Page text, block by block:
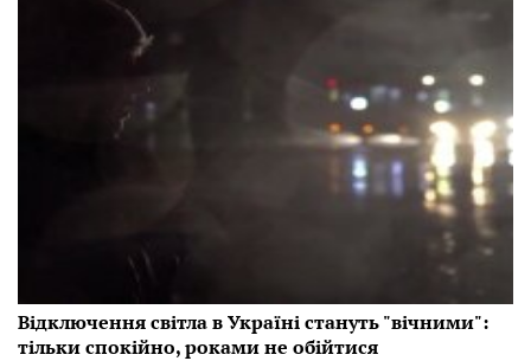
Відключення світла в Україні стануть "вічними":
тільки спокійно, роками не обійтися